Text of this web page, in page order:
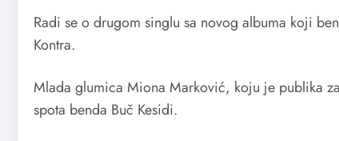
Radi se o drugom singlu sa novog albuma koji
Kontra.
Mlada glumica Miona Marković, koju je publika
spota benda Buč Kesidi.